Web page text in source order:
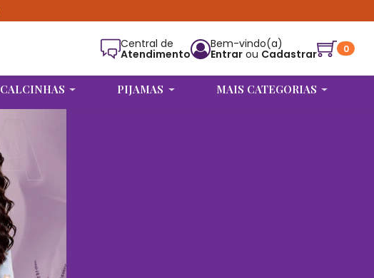
Central de
Atendimento
Bem-vindo(a)
Entrar ou Cadastrar 0
CALCINHAS PIJAMAS MAIS CATEGORIAS
Calcinha Secretária para Personalizar
Vermelha/Rosas